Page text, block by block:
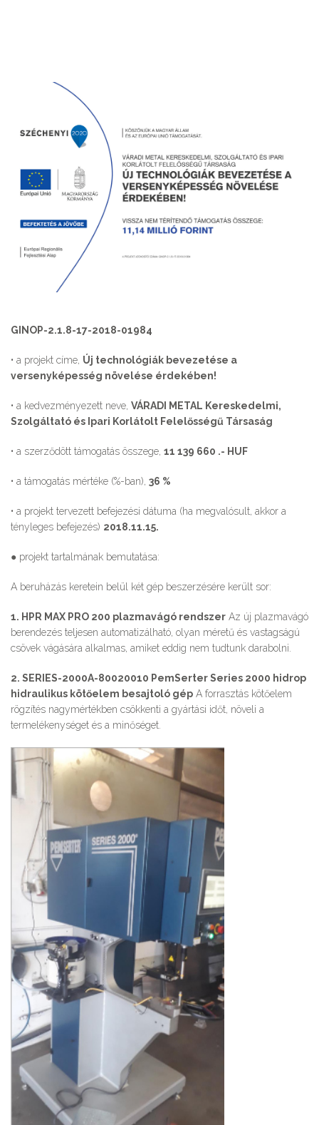
GINOP-2.1.8-17-2018-01984
• a projekt címe, Új technológiák bevezetése a
versenyképesség növelése érdekében!
• a kedvezményezett neve, VÁRADI METAL Kereskedelmi,
Szolgáltató és Ipari Korlátolt Felelősségű Társaság
• a szerződött támogatás összege, 11 139 660 .- HUF
• a támogatás mértéke (%-ban), 36 %
• a projekt tervezett befejezési dátuma (ha megvalósult, akkor a
tényleges befejezés) 2018.11.15.
● projekt tartalmának bemutatása:
A beruházás keretein belül két gép beszerzésére került sor:
1. HPR MAX PRO 200 plazmavágó rendszer Az új plazmavágó
berendezés teljesen automatizálható, olyan méretű és vastagságú
csövek vágására alkalmas, amiket eddig nem tudtunk darabolni.
2. SERIES-2000A-80020010 PemSerter Series 2000 hidrop
hidraulikus kötőelem besajtoló gép A forrasztás kötőelem
rögzítés nagymértékben csökkenti a gyártási időt, növeli a
termelékenységet és a minőséget.